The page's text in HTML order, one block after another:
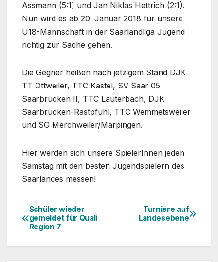
Assmann (5:1) und Jan Niklas Hettrich (2:1).
Nun wird es ab 20. Januar 2018 für unsere
U18-Mannschaft in der Saarlandliga Jugend
richtig zur Sache gehen.
Die Gegner heißen nach jetzigem Stand DJK
TT Ottweiler, TTC Kastel, SV Saar 05
Saarbrücken II, TTC Lauterbach, DJK
Saarbrücken-Rastpfuhl, TTC Wemmetsweiler
und SG Merchweiler/Marpingen.
Hier werden sich unsere SpielerInnen jeden
Samstag mit den besten Jugendspielern des
Saarlandes messen!
BeitragsnavigationTurniere auf
Landesebene
Schüler wieder
gemeldet für Quali
Region 7